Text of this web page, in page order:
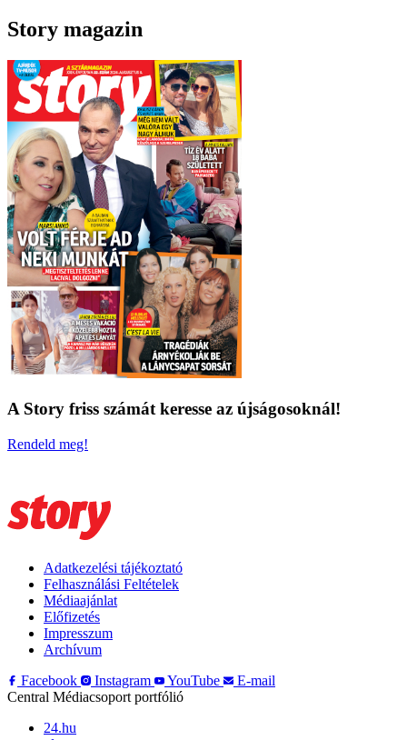
Story magazin
A Story friss számát keresse az újságosoknál!
Rendeld meg!
Adatkezelési tájékoztató
Felhasználási Feltételek
Médiaajánlat
Előfizetés
Impresszum
Archívum
Facebook
Instagram YouTube
E-mail
Central Médiacsoport portfólió
24.hu